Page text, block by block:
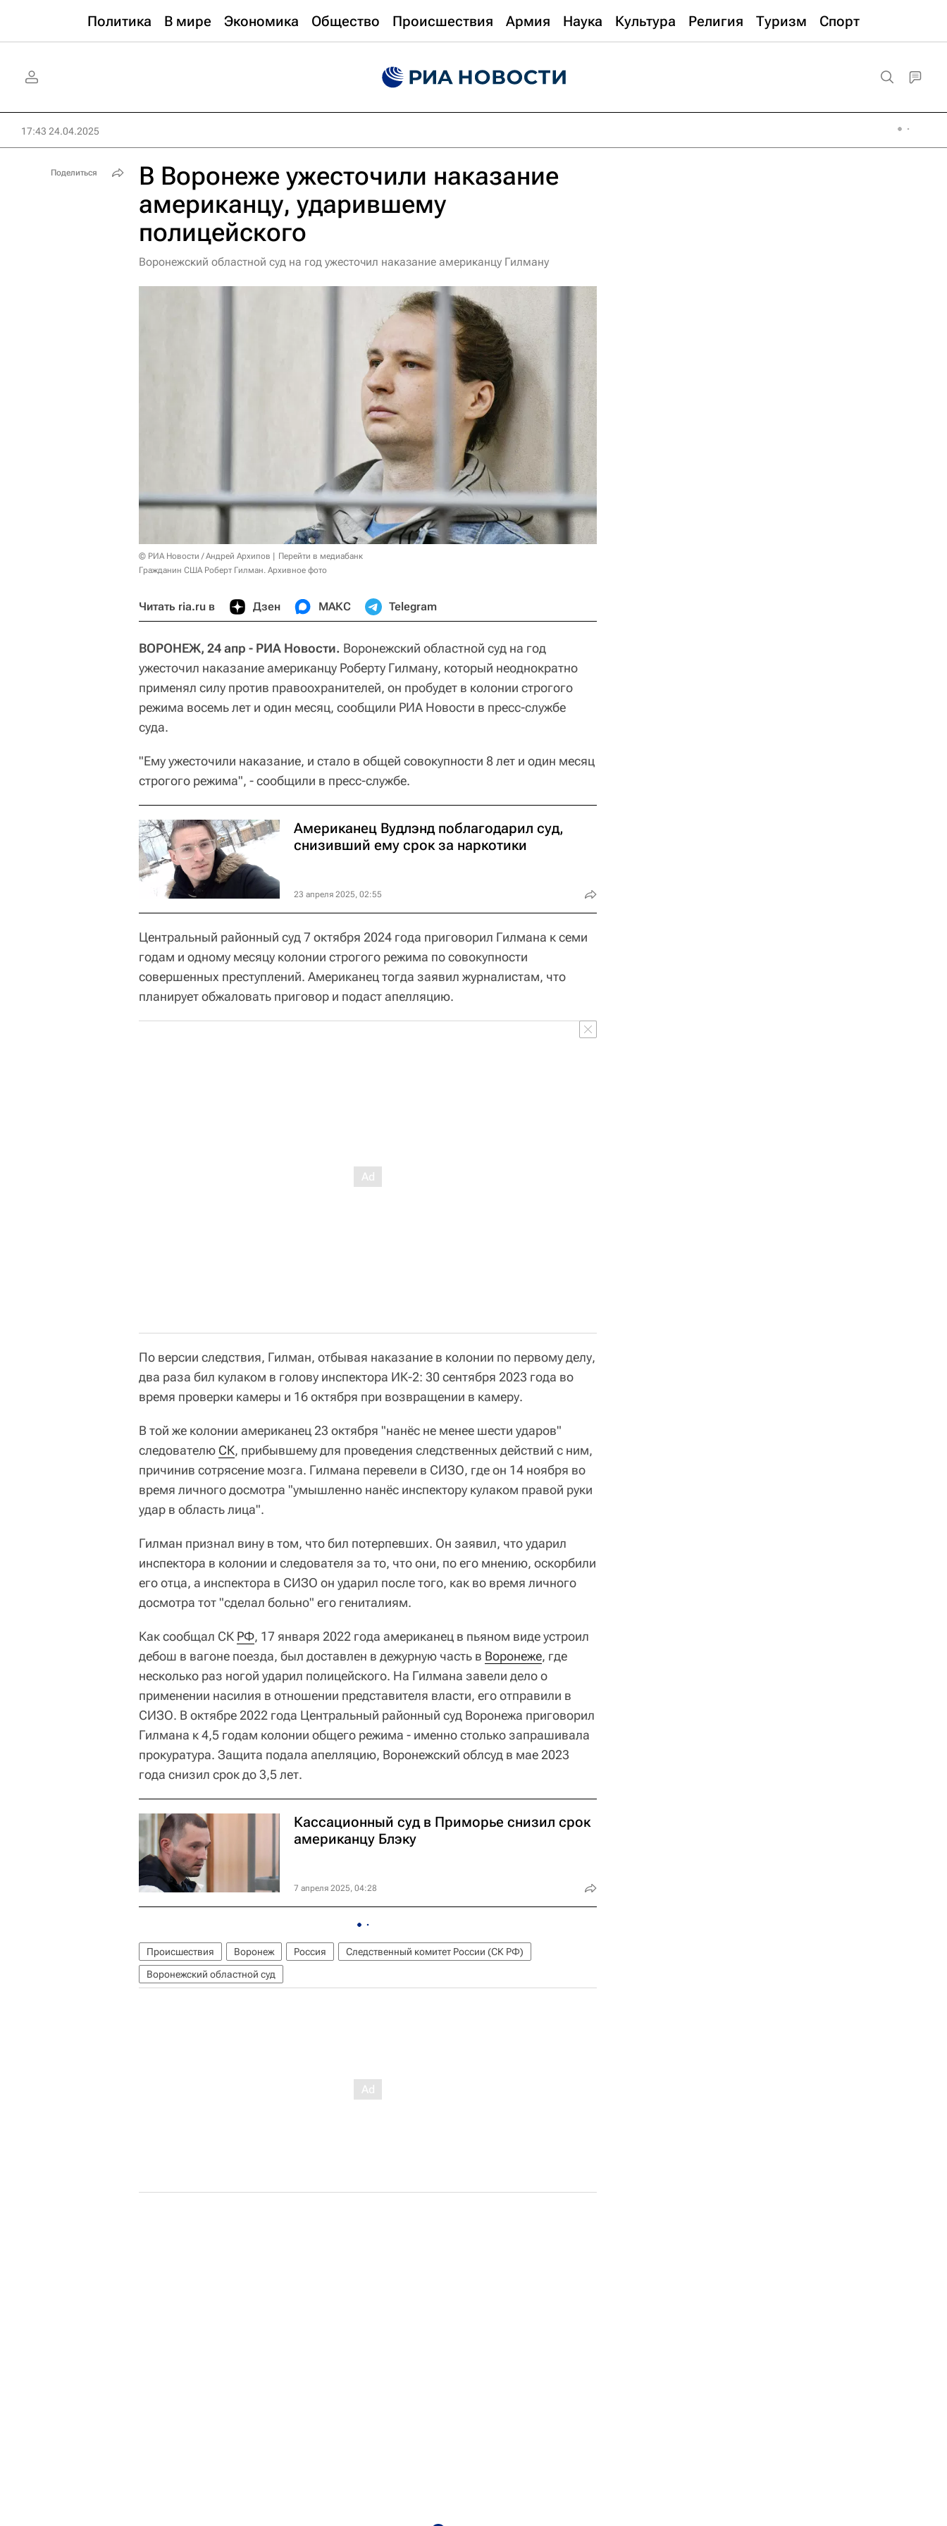
Политика В мире Экономика Общество Происшествия Армия Наука Культура Религия Туризм Спорт
17:43 24.04.2025
В Воронеже ужесточили наказание
американцу, ударившему
полицейского
Воронежский областной суд на год ужесточил наказание американцу Гилману
© РИА Новости / Андрей Архипов
Перейти в медиабанк
Гражданин США Роберт Гилман. Архивное фото
Читать ria.ru в Дзен МАКС Telegram
ВОРОНЕЖ, 24 апр - РИА Новости. Воронежский областной суд на год
ужесточил наказание американцу Роберту Гилману, который неоднократно
применял силу против правоохранителей, он пробудет в колонии строгого
режима восемь лет и один месяц, сообщили РИА Новости в пресс-службе
суда.
"Ему ужесточили наказание, и стало в общей совокупности 8 лет и один месяц
строгого режима", - сообщили в пресс-службе.
Американец Вудлэнд поблагодарил суд,
снизивший ему срок за наркотики
23 апреля 2025, 02:55
Центральный районный суд 7 октября 2024 года приговорил Гилмана к семи
годам и одному месяцу колонии строгого режима по совокупности
совершенных преступлений. Американец тогда заявил журналистам, что
планирует обжаловать приговор и подаст апелляцию.
По версии следствия, Гилман, отбывая наказание в колонии по первому делу,
два раза бил кулаком в голову инспектора ИК-2: 30 сентября 2023 года во
время проверки камеры и 16 октября при возвращении в камеру.
В той же колонии американец 23 октября "нанёс не менее шести ударов"
следователю СК, прибывшему для проведения следственных действий с ним,
причинив сотрясение мозга. Гилмана перевели в СИЗО, где он 14 ноября во
время личного досмотра "умышленно нанёс инспектору кулаком правой руки
удар в область лица".
Гилман признал вину в том, что бил потерпевших. Он заявил, что ударил
инспектора в колонии и следователя за то, что они, по его мнению, оскорбили
его отца, а инспектора в СИЗО он ударил после того, как во время личного
досмотра тот "сделал больно" его гениталиям.
Как сообщал СК РФ, 17 января 2022 года американец в пьяном виде устроил
дебош в вагоне поезда, был доставлен в дежурную часть в Воронеже, где
несколько раз ногой ударил полицейского. На Гилмана завели дело о
применении насилия в отношении представителя власти, его отправили в
СИЗО. В октябре 2022 года Центральный районный суд Воронежа приговорил
Гилмана к 4,5 годам колонии общего режима - именно столько запрашивала
прокуратура. Защита подала апелляцию, Воронежский облсуд в мае 2023
года снизил срок до 3,5 лет.
Кассационный суд в Приморье снизил срок
американцу Блэку
7 апреля 2025, 04:28
Происшествия Воронеж Россия
Следственный комитет России (СК РФ)
Воронежский областной суд
Поделиться